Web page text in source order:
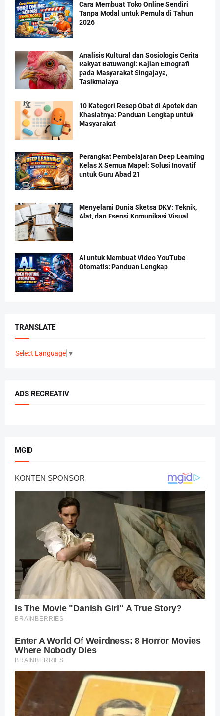
Cara Membuat Toko Online Sendiri
Tanpa Modal untuk Pemula di Tahun
2026
Analisis Kultural dan Sosiologis Cerita
Rakyat Batuwangi: Kajian Etnografi
pada Masyarakat Singajaya,
Tasikmalaya
10 Kategori Resep Obat di Apotek dan
Khasiatnya: Panduan Lengkap untuk
Masyarakat
Perangkat Pembelajaran Deep Learning
Kelas X Semua Mapel: Solusi Inovatif
untuk Guru Abad 21
Menyelami Dunia Sketsa DKV: Teknik,
Alat, dan Esensi Komunikasi Visual
AI untuk Membuat Video YouTube
Otomatis: Panduan Lengkap
TRANSLATE
Select Language ▼
ADS RECREATIV
MGID